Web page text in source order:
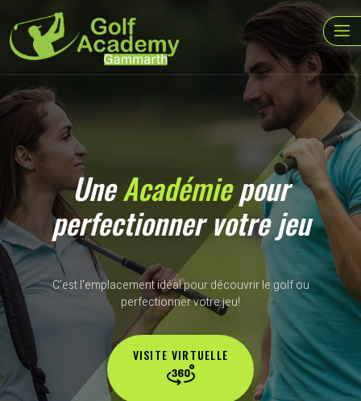
UneAcadémiepour
perfectionner votre jeu
C’est l'emplacement idéal pour découvrir le golf ou
perfectionner votre jeu!
VISITE VIRTUELLE